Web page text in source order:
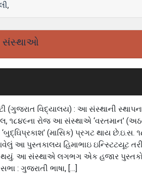
,
સંસ્‍થાઓ
(ગુજરાત વિદ્યાલય) : આ સંસ્‍થાની
૧૮૪૯ના રોજ આ સંસ્‍થાએ ‘વરતમાન’
(માસિક) પ્રગટ થાય છે.ઇ.સ.
આ પુસ્‍તકાલય હિમાભાઇ ઇન્સ્ટિટયૂટ
થયું. આ સંસ્‍થાએ લગભગ એક હજાર
: ગુજરાતી ભાષા, […]